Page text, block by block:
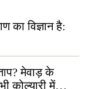
का विज्ञान है:
मेवाड़ के
कोल्यारी में